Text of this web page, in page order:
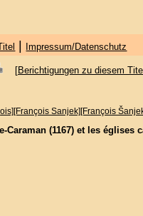
|
Impressum/Datenschutz
[Berichtigungen zu diesem
Sanjek][François
(1167) et les églises